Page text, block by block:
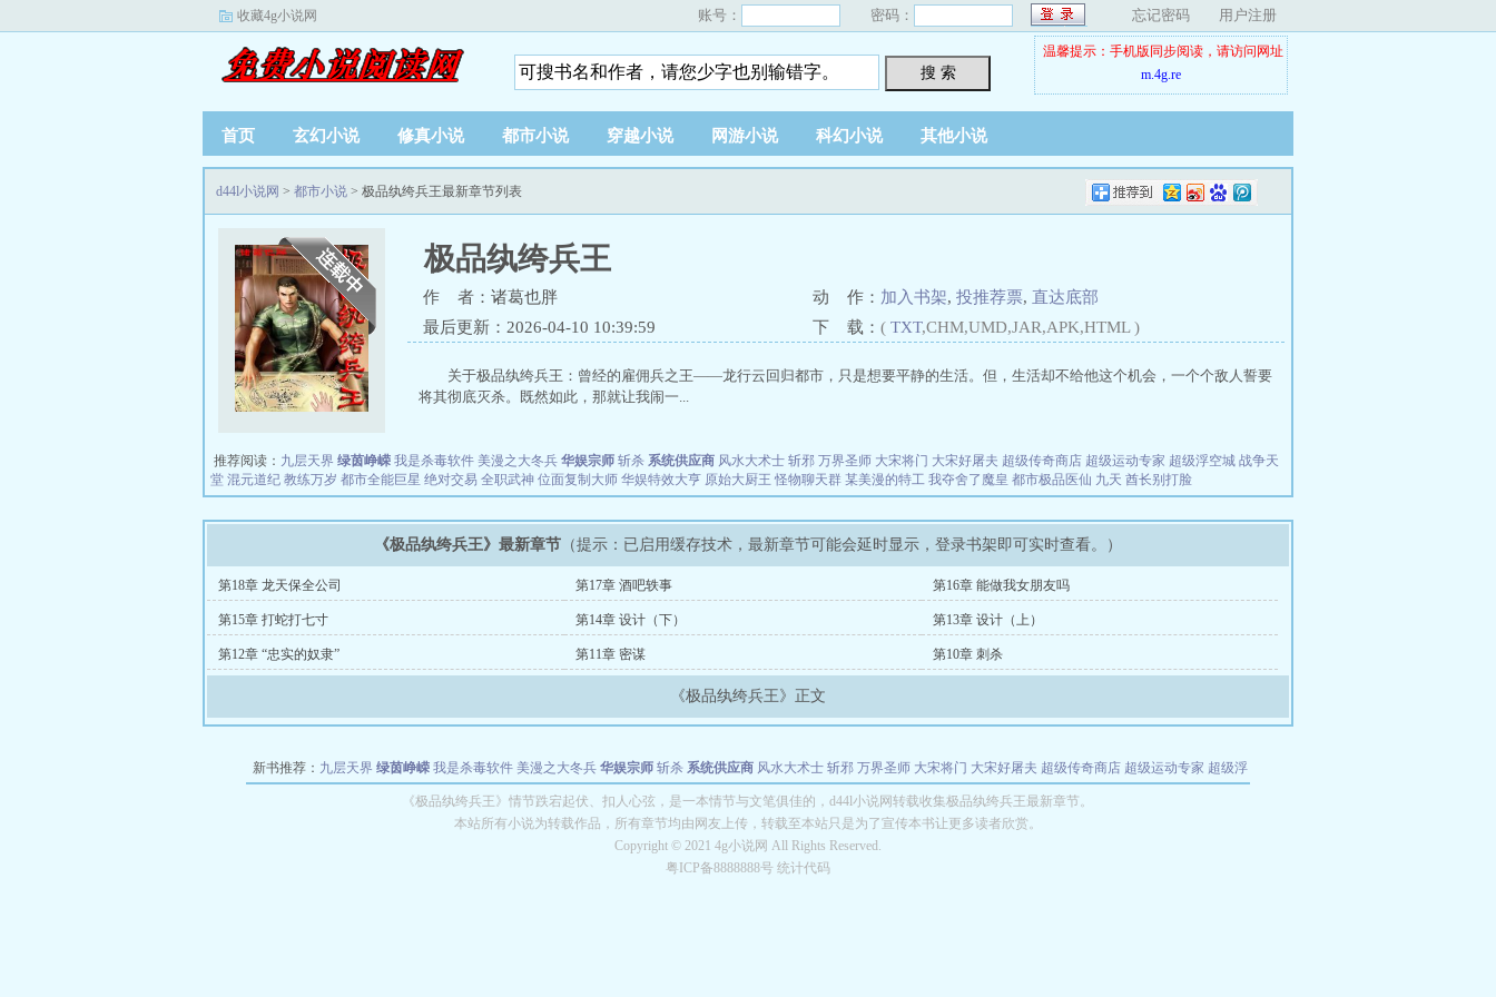
收藏4g小说网 账号： 密码： 忘记密码 用户注册
搜 索
温馨提示：手机版同步阅读，请访问网址
m.4g.re
首页 玄幻小说 修真小说 都市小说 穿越小说 网游小说 科幻小说 其他小说
d44l小说网 > 都市小说 > 极品纨绔兵王最新章节列表
极品纨绔兵王
作 者：诸葛也胖 动 作： 加入书架, 投推荐票, 直达底部
最后更新：2026-04-10 10:39:59
下 载： ( TXT,CHM,UMD,JAR,APK,HTML )
关于极品纨绔兵王：曾经的雇佣兵之王——龙行云回归都市，只是想要平静的生活。但，生活却不给他这个机会，一个个敌人誓要
将其彻底灭杀。既然如此，那就让我闹一...
推荐阅读： 九层天界 绿茵峥嵘 我是杀毒软件 美漫之大冬兵 华娱宗师 斩杀 系统供应商 风水大术士 斩邪 万界圣师 大宋将门 大宋好屠夫 超级传奇商店 超级运动专家 超级浮空城 战争天
堂 混元道纪 教练万岁 都市全能巨星 绝对交易 全职武神 位面复制大师 华娱特效大亨 原始大厨王 怪物聊天群 某美漫的特工 我夺舍了魔皇 都市极品医仙 九天 酋长别打脸
《极品纨绔兵王》最新章节 （提示：已启用缓存技术，最新章节可能会延时显示，登录书架即可实时查看。）
第18章 龙天保全公司 第17章 酒吧轶事 第16章 能做我女朋友吗
第15章 打蛇打七寸 第14章 设计（下） 第13章 设计（上）
第12章 “忠实的奴隶” 第11章 密谋 第10章 刺杀
《极品纨绔兵王》正文
新书推荐： 九层天界 绿茵峥嵘 我是杀毒软件 美漫之大冬兵 华娱宗师 斩杀 系统供应商 风水大术士 斩邪 万界圣师 大宋将门 大宋好屠夫 超级传奇商店 超级运动专家 超级浮
教练万岁 都市全能巨星 绝对交易 全职武神 位面复制大师 华娱特效大亨 原始大厨王 怪物聊天群 某美漫的特工 我夺舍了魔皇
长别打脸
《极品纨绔兵王》情节跌宕起伏、扣人心弦，是一本情节与文笔俱佳的，d44l小说网转载收集极品纨绔兵王最新章节。
本站所有小说为转载作品，所有章节均由网友上传，转载至本站只是为了宣传本书让更多读者欣赏。
Copyright © 2021 4g小说网 All Rights Reserved.
粤ICP备8888888号 统计代码